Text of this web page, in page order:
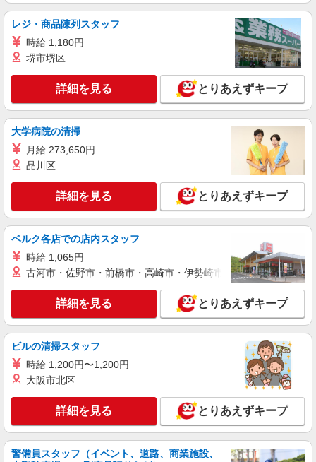
キープ 詳細を見る
正社員
株式会社日東フルライン
＜公式＞自動販売機補充・ルート配送スタッフ
＜週休3日勤務＞
月給23万円〜26万円 ※経験・能力による ☆入
詳細を見る
株式会社日東フルライン
＜公式＞清涼飲料水の配送を行う中型ドライバ
月給28万円〜37万円 ※経験・能力による ※研
修1ヵ月〜2ヵ月は月給22万円〜 ☆入社後は業績に
よって加算可能
兵庫県尼崎市南初島町1-1
キープ 詳細を見る
アルバイト
株式会社日東フルライン
時給1400円
兵庫県尼崎市南初島町1-1
キープ 詳細を見る
レジ・商品陳列スタッフ
時給 1,180円
堺市堺区
詳細を見る とりあえずキープ
大学病院の清掃
月給 273,650円
品川区
詳細を見る とりあえずキープ
ベルク各店での店内スタッフ
時給 1,065円
古河市・佐野市・前橋市・高崎市・伊勢崎市・太田市・館林市
詳細を見る とりあえずキープ
ビルの清掃スタッフ
時給 1,200円〜1,200円
大阪市北区
詳細を見る とりあえずキープ
警備員スタッフ（イベント、道路、商業施設、